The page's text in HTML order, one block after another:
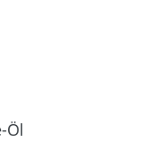
Öl